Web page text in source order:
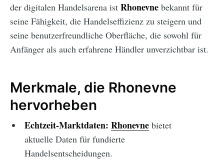
der digitalen Handelsarena ist Rhonevne bekannt für
seine Fähigkeit, die Handelseffizienz zu steigern und
seine benutzerfreundliche Oberfläche, die sowohl für
Anfänger als auch erfahrene Händler unverzichtbar ist.
Merkmale, die Rhonevne
hervorheben
Echtzeit-Marktdaten: Rhonevnebietet
aktuelle Daten für fundierte
Handelsentscheidungen.